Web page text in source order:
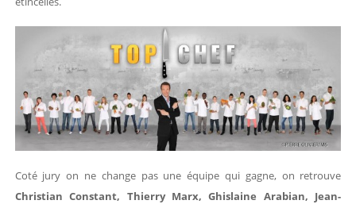
Coté jury on ne change pas une équipe qui gagne, on retrouve
Christian Constant, Thierry Marx, Ghislaine Arabian, Jean-